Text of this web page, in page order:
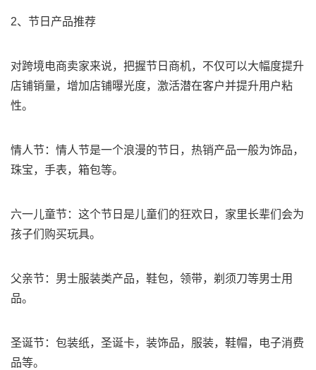
2、节日产品推荐
对跨境电商卖家来说，把握节日商机，不仅可以大幅度提升
店铺销量，增加店铺曝光度，激活潜在客户并提升用户粘
性。
情人节：情人节是一个浪漫的节日，热销产品一般为饰品，
珠宝，手表，箱包等。
六一儿童节：这个节日是儿童们的狂欢日，家里长辈们会为
孩子们购买玩具。
父亲节：男士服装类产品，鞋包，领带，剃须刀等男士用
品。
圣诞节：包装纸，圣诞卡，装饰品，服装，鞋帽，电子消费
品等。